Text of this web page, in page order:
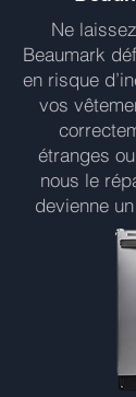
Ne
Beaumark
en risque
vos
étranges
nous le
devienne